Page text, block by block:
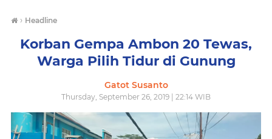
› Headline
Korban Gempa Ambon 20 Tewas,
Warga Pilih Tidur di Gunung
Gatot Susanto
Thursday, September 26, 2019 | 22:14 WIB